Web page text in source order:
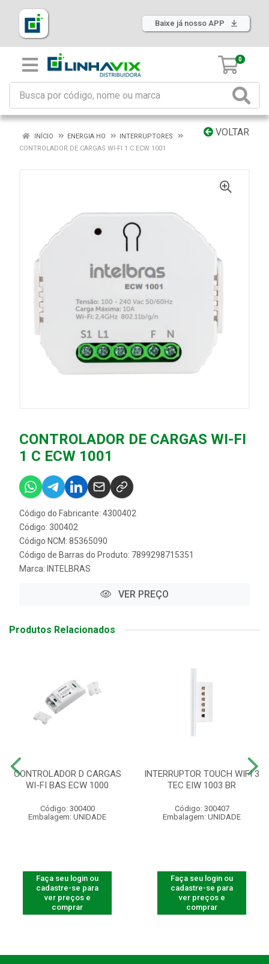
Baixe já nosso APP
0
VOLTAR
INÍCIO ENERGIA HO
INTERRUPTORES
CONTROLADOR DE CARGAS WI-FI 1 C ECW 1001
CONTROLADOR DE CARGAS WI-FI
1 C ECW 1001
Código do Fabricante: 4300402
Código: 300402
Código NCM: 85365090
Código de Barras do Produto: 7899298715351
Marca: INTELBRAS
VER PREÇO
Produtos Relacionados
CONTROLADOR D CARGAS
WI-FI BAS ECW 1000
Código: 300400
Embalagem: UNIDADE
Faça seu login ou
cadastre-se para
ver preços e
comprar
INTERRUPTOR TOUCH WIFI 3
TEC EIW 1003 BR
Código: 300407
Embalagem: UNIDADE
Faça seu login ou
cadastre-se para
ver preços e
comprar